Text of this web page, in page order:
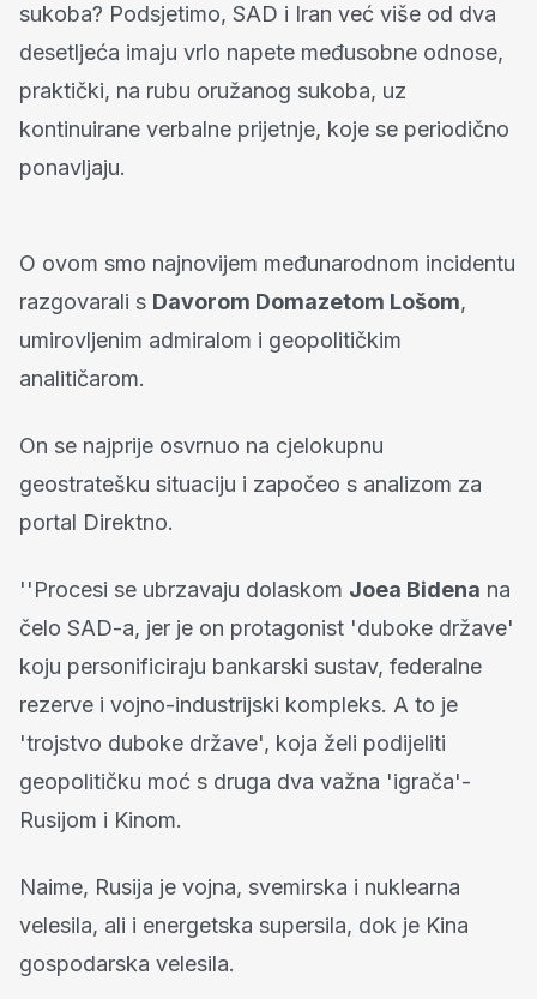
sukoba? Podsjetimo, SAD i Iran već više od dva
desetljeća imaju vrlo napete međusobne odnose,
praktički, na rubu oružanog sukoba, uz
kontinuirane verbalne prijetnje, koje se periodično
ponavljaju.
O ovom smo najnovijem međunarodnom incidentu
razgovarali s Davorom Domazetom Lošom,
umirovljenim admiralom i geopolitičkim
analitičarom.
On se najprije osvrnuo na cjelokupnu
geostratešku situaciju i započeo s analizom za
portal Direktno.
''Procesi se ubrzavaju dolaskom Joea Bidena na
čelo SAD-a, jer je on protagonist 'duboke države'
koju personificiraju bankarski sustav, federalne
rezerve i vojno-industrijski kompleks. A to je
'trojstvo duboke države', koja želi podijeliti
geopolitičku moć s druga dva važna 'igrača'-
Rusijom i Kinom.
Naime, Rusija je vojna, svemirska i nuklearna
velesila, ali i energetska supersila, dok je Kina
gospodarska velesila.